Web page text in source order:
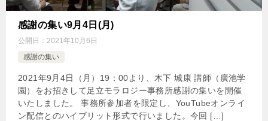
感謝の集い9月4日(月)
公開日： 2021年10月6日
感謝の集い
2021年9月4日（月）19：00より、木下 城康 講師（廣池学
園）をお招きして足立モラロジー事務所感謝の集いを開催
いたしました。 事務所参加者を限定し、YouTubeオンライ
ン配信とのハイブリット形式で行いました。今回 […]